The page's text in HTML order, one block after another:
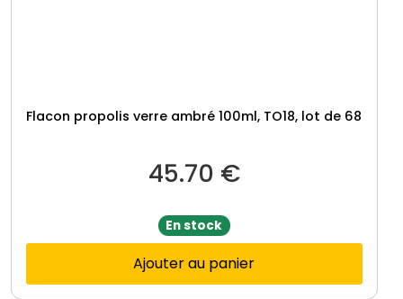
Flacon propolis verre ambré 100ml, TO18, lot de 68
45.70 €
En stock
Ajouter au panier